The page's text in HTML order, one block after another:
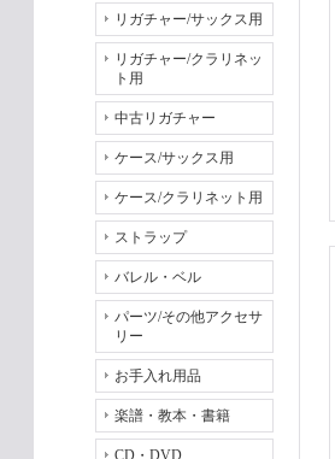
リガチャー/サックス用
リガチャー/クラリネッ
ト用
中古リガチャー
ケース/サックス用
ケース/クラリネット用
ストラップ
バレル・ベル
パーツ/その他アクセサ
リー
お手入れ用品
楽譜・教本・書籍
CD・DVD